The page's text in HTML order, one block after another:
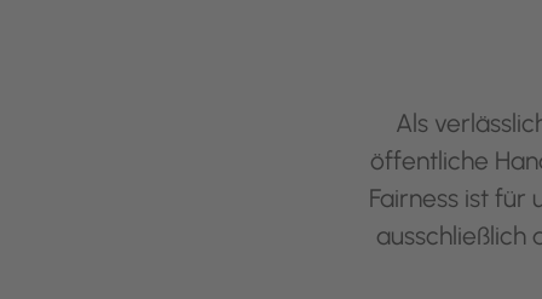
Als
öffentliche
Fairness ist für
ausschließlich